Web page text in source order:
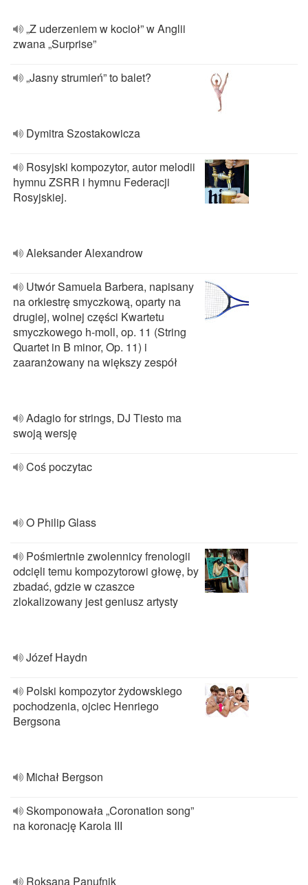
„Z uderzeniem w kocioł” w Anglii
zwana „Surprise”
„Jasny strumień” to balet?
Dymitra Szostakowicza
Rosyjski kompozytor, autor melodii
hymnu ZSRR i hymnu Federacji
Rosyjskiej.
Aleksander Alexandrow
Utwór Samuela Barbera, napisany
na orkiestrę smyczkową, oparty na
drugiej, wolnej części Kwartetu
smyczkowego h-moll, op. 11 (String
Quartet in B minor, Op. 11) i
zaaranżowany na większy zespół
Adagio for strings, DJ Tiesto ma
swoją wersję
Coś poczytac
O Philip Glass
Pośmiertnie zwolennicy frenologii
odcięli temu kompozytorowi głowę, by
zbadać, gdzie w czaszce
zlokalizowany jest geniusz artysty
Józef Haydn
Polski kompozytor żydowskiego
pochodzenia, ojciec Henriego
Bergsona
Michał Bergson
Skomponowała „Coronation song”
na koronację Karola III
Roksana Panufnik